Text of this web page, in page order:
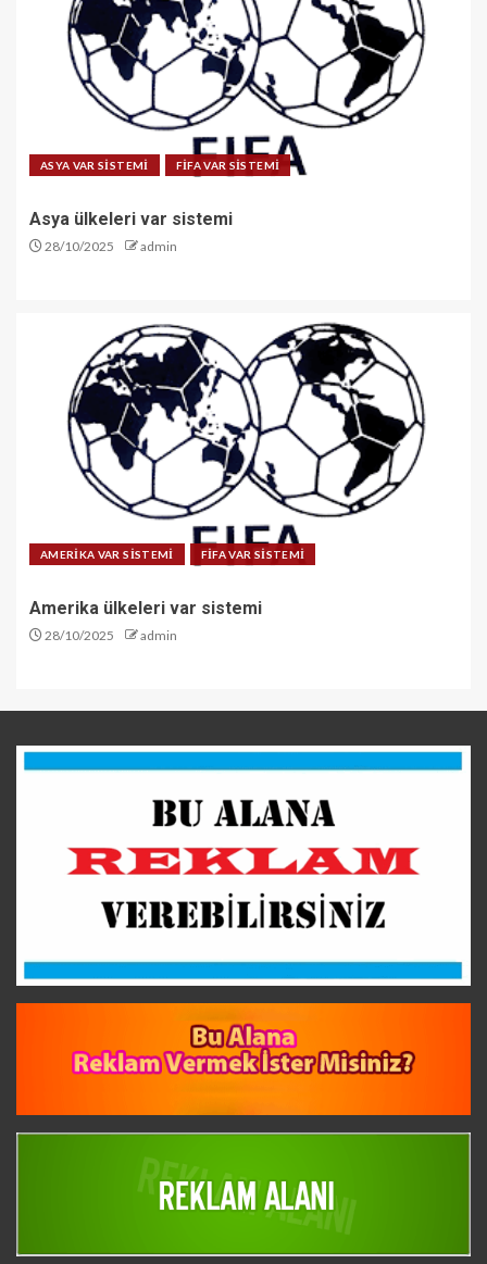
ASYA VAR SİSTEMİ FİFA VAR SİSTEMİ
Asya ülkeleri var sistemi
28/10/2025 admin
AMERİKA VAR SİSTEMİ FİFA VAR SİSTEMİ
Amerika ülkeleri var sistemi
28/10/2025 admin